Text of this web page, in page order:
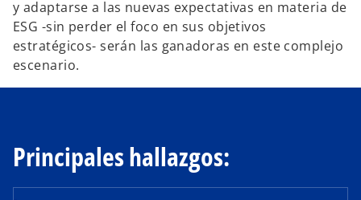
y adaptarse a las nuevas expectativas en materia de
ESG -sin perder el foco en sus objetivos
estratégicos- serán las ganadoras en este complejo
escenario.
Principales hallazgos: